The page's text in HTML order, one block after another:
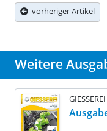
vorheriger Artikel
Weitere
GIESSEREI